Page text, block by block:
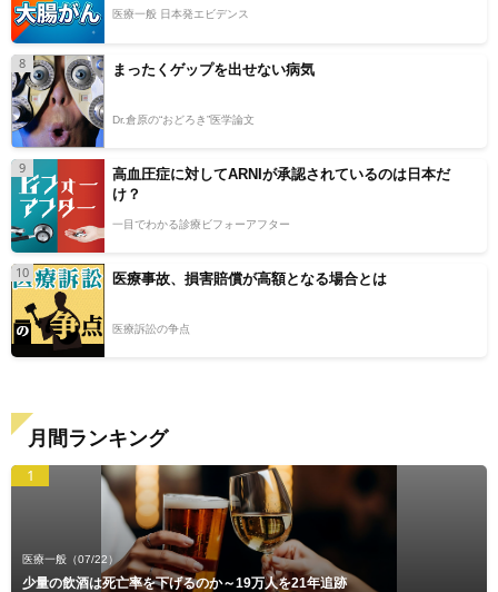
医療一般 日本発エビデンス
8 まったくゲップを出せない病気
Dr.倉原の“おどろき”医学論文
9
高血圧症に対してARNIが承認されているのは日本だ
け？
一目でわかる診療ビフォーアフター
10 医療事故、損害賠償が高額となる場合とは
医療訴訟の争点
月間ランキング
1
医療一般 （07/22）
少量の飲酒は死亡率を下げるのか～19万人を21年追跡